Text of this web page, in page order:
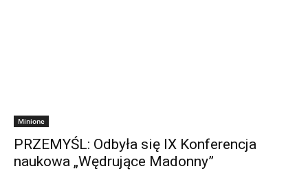
Minione
PRZEMYŚL: Odbyła się IX Konferencja
naukowa „Wędrujące Madonny”